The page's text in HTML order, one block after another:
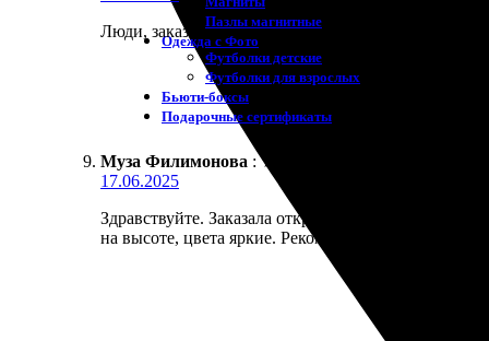
Пазлы магнитные
Одежда с Фото
Футболки детские
Футболки для взрослых
Бьюти-боксы
Подарочные сертификаты
Люди, заказала открытки с доставкой. Всё пришло
Муза Филимонова : ★
17.06.2025
Здравствуйте. Заказала открытки, получила
на высоте, цвета яркие. Рекомендую всем, кто